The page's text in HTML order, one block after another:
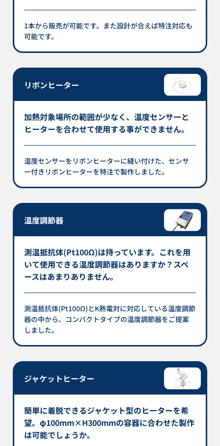
1本から販売が可能です。また設計が合えば特注対応も
可能です。
リボンヒーター
加熱対象場所の範囲が少なく、温度センサーと
ヒーターを合わせて使用する事ができません。
温度センサーをリボンヒーターに縫い付けた、センサ
ー付きリボンヒーターを特注で製作しました。
温度調節器
測温抵抗体(Pt100Ω)は持っています。これを用
いて使用できる温度調節器はありますか？スペ
ースはあまりありません。
測温抵抗体(Pt100Ω)とK熱電対に対応している温度調節
器の中から、コンパクトタイプの温度調節器をご提案
しました。
ジャケットヒーター
簡単に着脱できるジャケット型のヒーターを希
望。φ100mm×H300mmの容器に合わせた製作
は可能でしょうか。